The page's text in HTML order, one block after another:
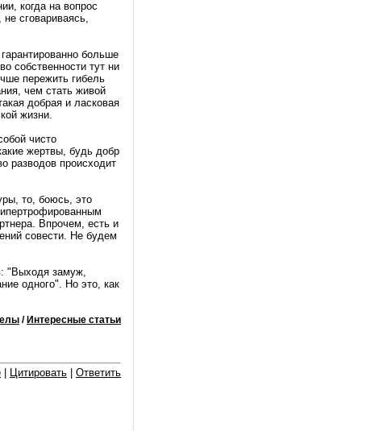
когда на вопрос
сговариваясь,
больше
собственности тут ни
пережить гибель
чем стать живой
добрая и ласковая
жизни.
чисто
жертвы, будь добр
разводов происходит
то, боюсь, это
Впрочем, есть и
совести. Не будем
"Выходя замуж,
одного". Но это, как
/ Интересные статьи
Цитировать Ответить